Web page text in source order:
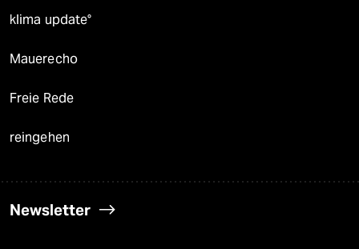
klima update°
Mauerecho
Freie Rede
reingehen
Newsletter